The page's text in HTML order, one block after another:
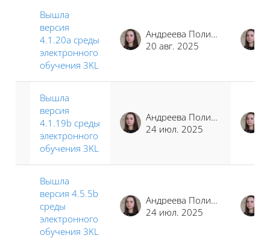
Вышла
версия
4.1.20a среды
электронного
обучения 3KL
Андреева Полина Иосифовна
20 авг. 2025
Вышла
версия
4.1.19b среды
электронного
обучения 3KL
Андреева Полина Иосифовна
24 июл. 2025
Вышла
версия 4.5.5b
среды
электронного
обучения 3KL
Андреева Полина Иосифовна
24 июл. 2025